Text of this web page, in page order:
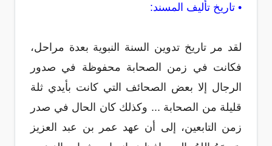
• تاريخ تأليف المسند:
لقد مر تاريخ تدوين السنة النبوية بعدة مراحل،
فكانت في زمن الصحابة محفوظة في صدور
الرجال إلا بعض الصحائف التي كانت بأيدي ثلة
قليلة من الصحابة ... وكذلك كان الحال في صدر
زمن التابعين، إلى أن عهد عمر بن عبد العزيز